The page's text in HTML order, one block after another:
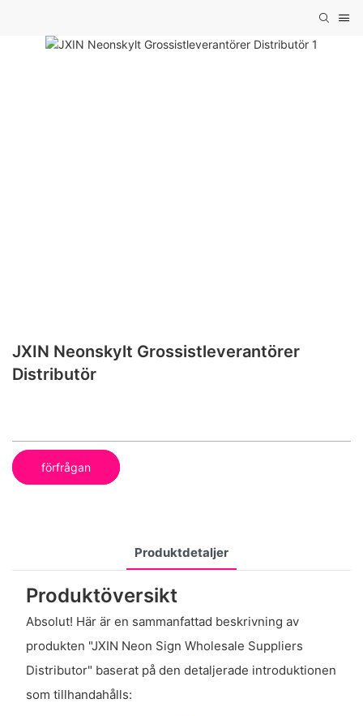
JXIN Neonskylt Grossistleverantörer
Distributör
förfrågan
Produktdetaljer
Produktöversikt
Absolut! Här är en sammanfattad beskrivning av
produkten "JXIN Neon Sign Wholesale Suppliers
Distributor" baserat på den detaljerade introduktionen
som tillhandahålls: